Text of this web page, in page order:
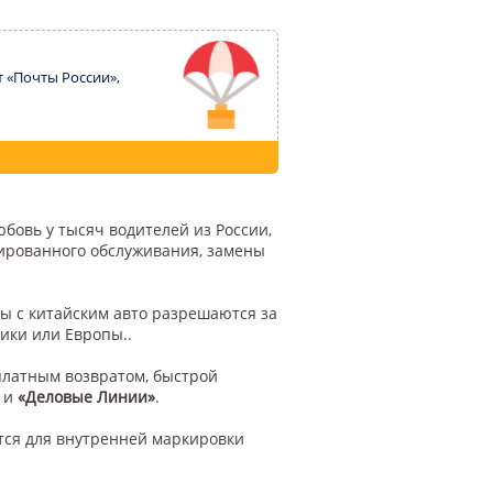
«Почты России»,
у тысяч водителей из России,
обслуживания, замены
с китайским авто разрешаются за
или Европы..
возвратом, быстрой
и «Деловые Линии».
для внутренней маркировки